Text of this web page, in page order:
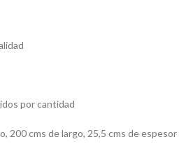
por cantidad
200 cms de largo, 25,5 cms de espesor